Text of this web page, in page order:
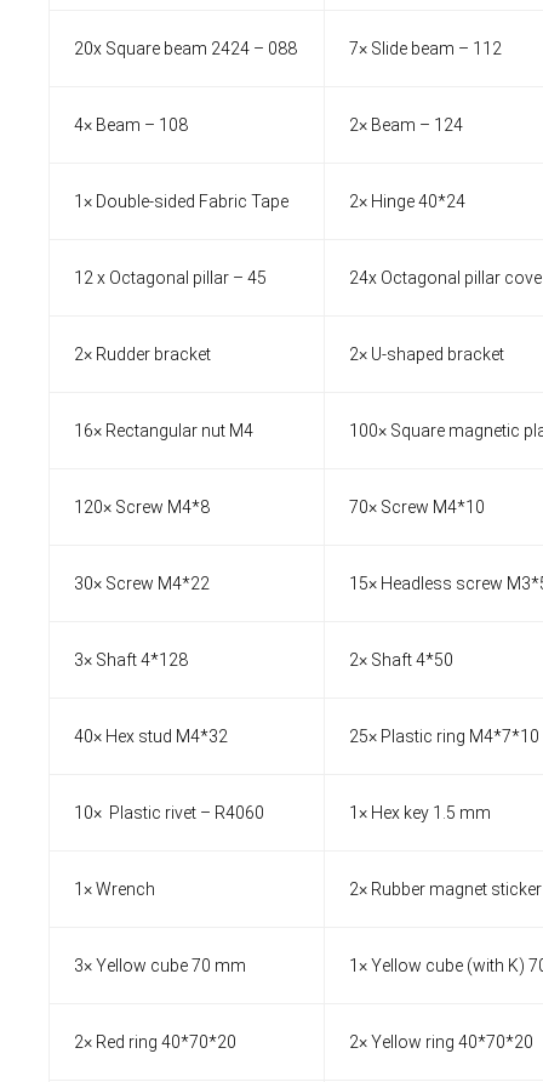
20x Square beam 2424 – 088 7× Slide beam – 112
4× Beam – 108 2× Beam – 124
1× Double-sided Fabric Tape 2× Hinge 40*24
12 x Octagonal pillar – 45 24x Octagonal pillar
2× Rudder bracket 2× U-shaped bracket
16× Rectangular nut M4 100× Square magnetic
120× Screw M4*8 70× Screw M4*10
30× Screw M4*22 15× Headless screw
3× Shaft 4*128 2× Shaft 4*50
40× Hex stud M4*32 25× Plastic ring M4*7*10
10× Plastic rivet – R4060 1× Hex key 1.5 mm
1× Wrench 2× Rubber magnet sticker
3× Yellow cube 70 mm 1× Yellow cube (with K)
2× Red ring 40*70*20 2× Yellow ring 40*70*20